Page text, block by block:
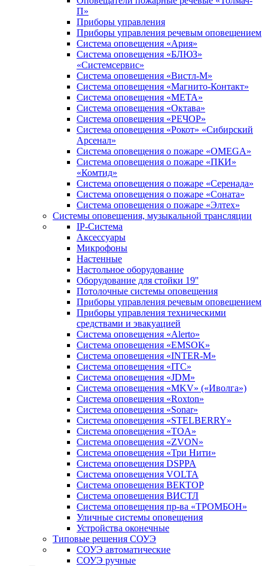
П»
Приборы управления
Приборы управления речевым оповещением
Система оповещения «Ария»
Система оповещения «БЛЮЗ»
«Системсервис»
Система оповещения «Вистл-М»
Система оповещения «Магнито-Контакт»
Система оповещения «МЕТА»
Система оповещения «Октава»
Система оповещения «РЕЧОР»
Система оповещения «Рокот» «Сибирский
Арсенал»
Система оповещения о пожаре «OMEGA»
Система оповещения о пожаре «ПКИ»
«Комтид»
Система оповещения о пожаре «Серенада»
Система оповещения о пожаре «Соната»
Система оповещения о пожаре «Элтех»
Системы оповещения, музыкальной трансляции
IP-Система
Аксессуары
Микрофоны
Настенные
Настольное оборудование
Оборудование для стойки 19''
Потолочные системы оповещения
Приборы управления речевым оповещением
Приборы управления техническими
средствами и эвакуацией
Система оповещения «Alerto»
Система оповещения «EMSOK»
Система оповещения «INTER-M»
Система оповещения «ITC»
Система оповещения «JDM»
Система оповещения «MKV» («Иволга»)
Система оповещения «Roxton»
Система оповещения «Sonar»
Система оповещения «STELBERRY»
Система оповещения «TOA»
Система оповещения «ZVON»
Система оповещения «Три Нити»
Система оповещения DSPPA
Система оповещения VOLTA
Система оповещения ВЕКТОР
Система оповещения ВИСТЛ
Система оповещения пр-ва «ТРОМБОН»
Уличные системы оповещения
Устройства оконечные
Типовые решения СОУЭ
СОУЭ автоматические
СОУЭ ручные